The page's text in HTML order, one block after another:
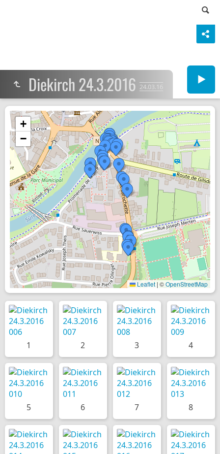
Diekirch 24.3.2016 24.03.16
+
−
Leaflet | ©OpenStreetMap
1 2 3 4
5 6 7 8